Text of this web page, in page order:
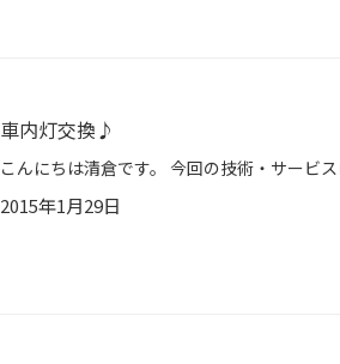
車内灯交換♪
2015年1月29日